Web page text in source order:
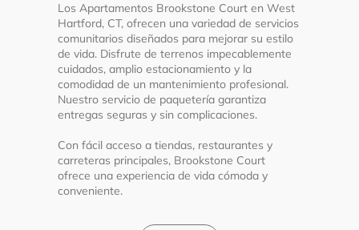
Los Apartamentos Brookstone Court en West
Hartford, CT, ofrecen una variedad de servicios
comunitarios diseñados para mejorar su estilo
de vida. Disfrute de terrenos impecablemente
cuidados, amplio estacionamiento y la
comodidad de un mantenimiento profesional.
Nuestro servicio de paquetería garantiza
entregas seguras y sin complicaciones.
Con fácil acceso a tiendas, restaurantes y
carreteras principales, Brookstone Court
ofrece una experiencia de vida cómoda y
conveniente.